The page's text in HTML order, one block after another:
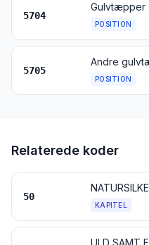
5704
POSITION
5705
POSITION
Relaterede koder
50
NATURSILKE
KAPITEL